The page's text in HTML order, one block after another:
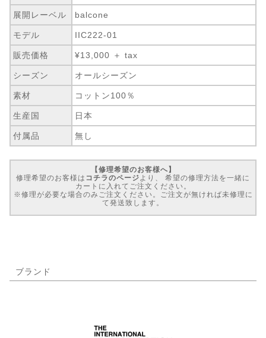
展開レーベル balcone
モデル IIC222-01
販売価格 ¥13,000 ＋ tax
シーズン オールシーズン
素材 コットン100％
生産国 日本
付属品 無し
【修理希望のお客様へ】
修理希望のお客様は コチラのページ より、 希望の修理方法を一緒に
カートに入れてご注文ください。
※修理が必要な場合のみご注文ください。ご注文が無ければ未修理に
て発送致します。
ブランド